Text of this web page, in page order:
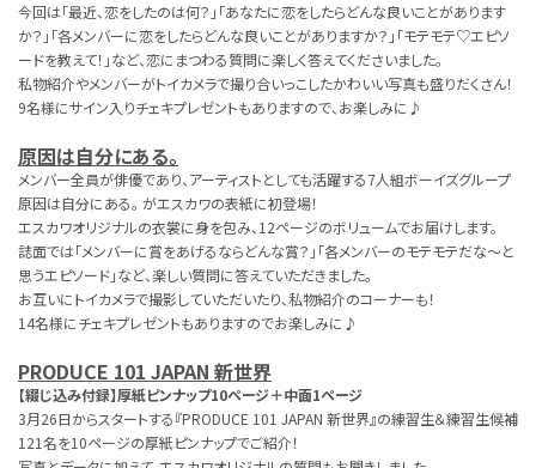
今回は「最近、恋をしたのは何？」「あなたに恋をしたらどんな良いことがあります
か？」「各メンバーに恋をしたらどんな良いことがありますか？」「モテモテ♡エピソ
ードを教えて！」など、恋にまつわる質問に楽しく答えてくださいました。
私物紹介やメンバーがトイカメラで撮り合いっこしたかわいい写真も盛りだくさん！
9名様にサイン入りチェキプレゼントもありますので、お楽しみに♪
原因は自分にある。
メンバー全員が俳優であり、アーティストとしても活躍する7人組ボーイズグループ
原因は自分にある。 がエスカワの表紙に初登場！
エスカワオリジナルの衣裳に身を包み、12ページのボリュームでお届けします。
誌面では「メンバーに賞をあげるならどんな賞？」「各メンバーのモテモテだな～と
思うエピソード」など、楽しい質問に答えていただきました。
お互いにトイカメラで撮影していただいたり、私物紹介のコーナーも！
14名様にチェキプレゼントもありますのでお楽しみに♪
PRODUCE 101 JAPAN 新世界
【綴じ込み付録】厚紙ピンナップ10ページ＋中面1ページ
3月26日からスタートする『PRODUCE 101 JAPAN 新世界』の練習生＆練習生候補
121名を10ページの厚紙ピンナップでご紹介！